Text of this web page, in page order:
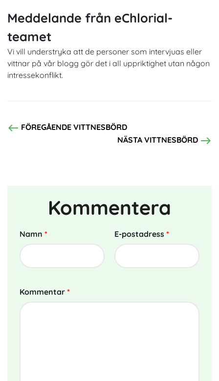
Meddelande från eChlorial-
teamet
Vi vill understryka att de personer som intervjuas eller
vittnar på vår blogg gör det i all uppriktighet utan någon
intressekonflikt.
west FÖREGÅENDE VITTNESBÖRD
NÄSTA VITTNESBÖRD east
Kommentera
Namn * E-postadress *
Kommentar *